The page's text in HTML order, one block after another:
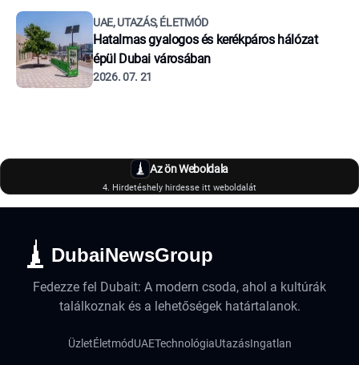
UAE, UTAZÁS, ÉLETMÓD
Hatalmas gyalogos és kerékpáros hálózat
épül Dubai városában
2026. 07. 21
Az ön Weboldala
4. Hirdetéshely hirdesse itt weboldalát
DubaiNewsGroup
Fedezze fel Dubait: A modern csoda, ahol a kultúrák
találkoznak és a lehetőségek határtalanok.
ÜzletÉletmódUAETechnológiaUtazásIngatlan